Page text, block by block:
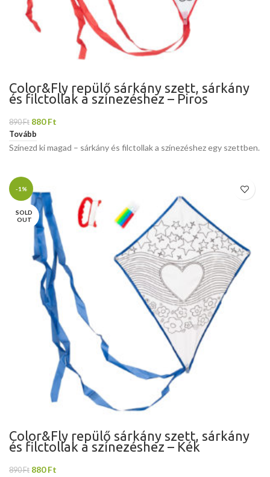
Color&Fly repülő sárkány szett, sárkány
és filctollak a színezéshez – Piros
890Ft 880Ft
Tovább
Színezd ki magad – sárkány és filctollak a színezéshez egy szettben.
-1%
SOLD
OUT
Color&Fly repülő sárkány szett, sárkány
és filctollak a színezéshez – Kék
890Ft 880Ft